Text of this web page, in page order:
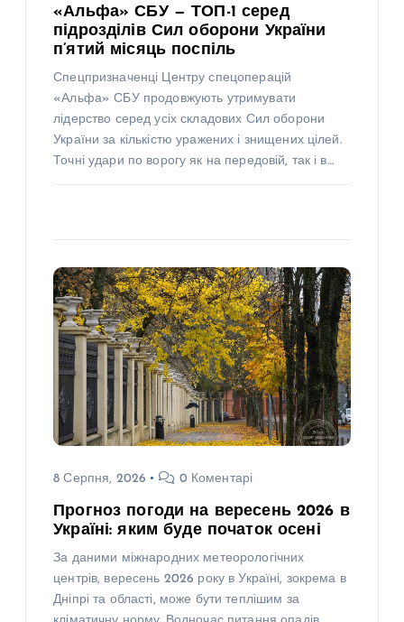
«Альфа» СБУ — ТОП-1 серед
підрозділів Сил оборони України
п’ятий місяць поспіль
Спецпризначенці Центру спецоперацій
«Альфа» СБУ продовжують утримувати
лідерство серед усіх складових Сил оборони
України за кількістю уражених і знищених цілей.
Точні удари по ворогу як на передовій, так і в…
8 Серпня, 2026 0 Коментарі
Прогноз погоди на вересень 2026 в
Україні: яким буде початок осені
За даними міжнародних метеорологічних
центрів, вересень 2026 року в Україні, зокрема в
Дніпрі та області, може бути теплішим за